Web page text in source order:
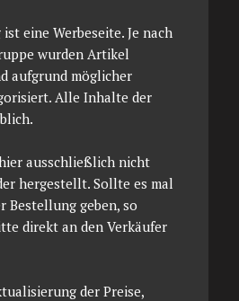
eine Werbeseite. Je nach
wurden Artikel
aufgrund möglicher
Alle Inhalte der
ausschließlich nicht
hergestellt. Sollte es mal
Bestellung geben, so
direkt an den Verkäufer
der Preise,